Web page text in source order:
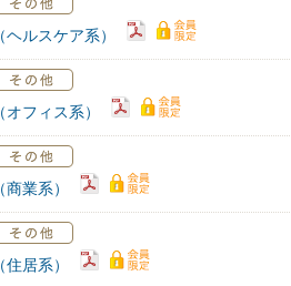
ルスケア系）
フィス系）
業系）
居系）